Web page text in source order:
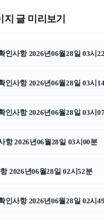
글 미리보기
인사항 2026년06월28일 03시
인사항 2026년06월28일 03시
인사항 2026년06월28일 03시
항 2026년06월28일 03시00분
2026년06월28일 02시52분
인사항 2026년06월28일 02시